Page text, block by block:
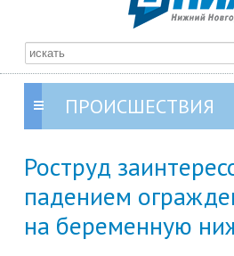
ПРОИСШЕСТВИЯ
Роструд
падением
на беременную